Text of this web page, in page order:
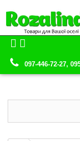
097-446-72-27,